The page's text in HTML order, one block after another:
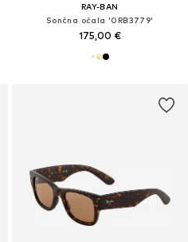
RAY-BAN
Sončna očala '0RB3779'
175,00 €